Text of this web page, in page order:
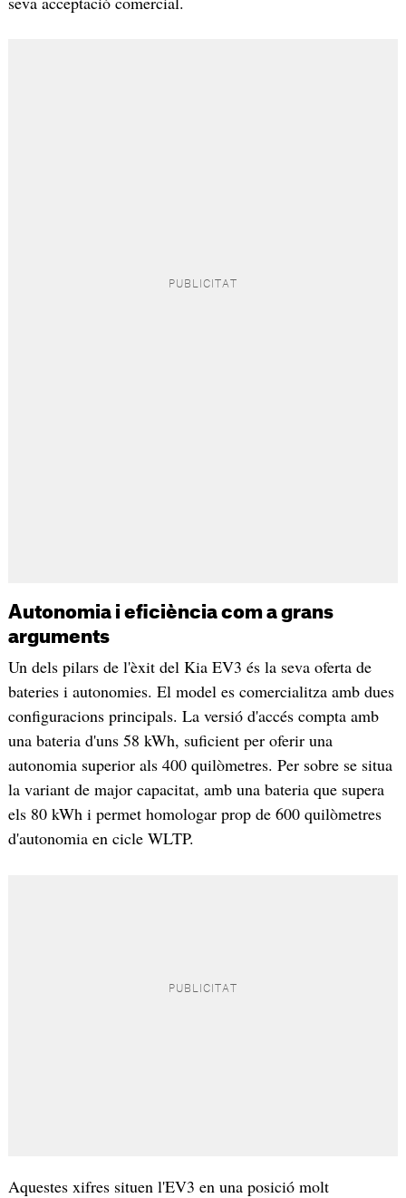
Autonomia i eficiència com a grans
arguments
Un dels pilars de l'èxit del Kia EV3 és la seva oferta de
bateries i autonomies. El model es comercialitza amb dues
configuracions principals. La versió d'accés compta amb
una bateria d'uns 58 kWh, suficient per oferir una
autonomia superior als 400 quilòmetres. Per sobre se situa
la variant de major capacitat, amb una bateria que supera
els 80 kWh i permet homologar prop de 600 quilòmetres
d'autonomia en cicle WLTP.
Aquestes xifres situen l'EV3 en una posició molt